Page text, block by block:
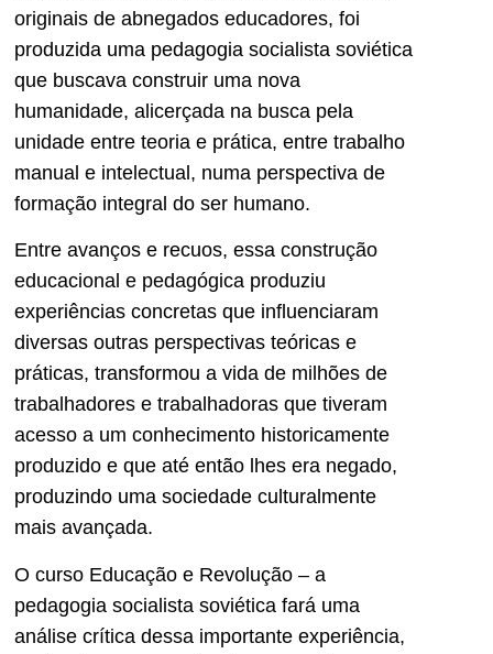
originais de abnegados educadores, foi
produzida uma pedagogia socialista soviética
que buscava construir uma nova
humanidade, alicerçada na busca pela
unidade entre teoria e prática, entre trabalho
manual e intelectual, numa perspectiva de
formação integral do ser humano.
Entre avanços e recuos, essa construção
educacional e pedagógica produziu
experiências concretas que influenciaram
diversas outras perspectivas teóricas e
práticas, transformou a vida de milhões de
trabalhadores e trabalhadoras que tiveram
acesso a um conhecimento historicamente
produzido e que até então lhes era negado,
produzindo uma sociedade culturalmente
mais avançada.
O curso Educação e Revolução – a
pedagogia socialista soviética fará uma
análise crítica dessa importante experiência,